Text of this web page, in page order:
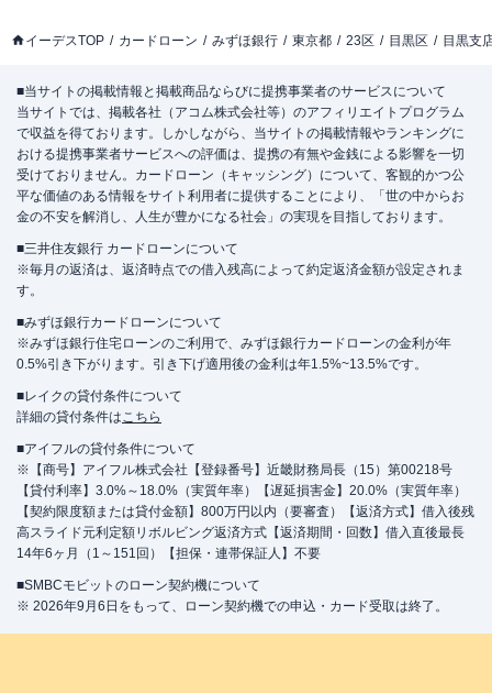
イーデスTOP カードローン みずほ銀行 東京都 23区 目黒区 目黒支
■当サイトの掲載情報と掲載商品ならびに提携事業者のサービスについて
当サイトでは、掲載各社（アコム株式会社等）のアフィリエイトプログラム
で収益を得ております。しかしながら、当サイトの掲載情報やランキングに
おける提携事業者サービスへの評価は、提携の有無や金銭による影響を一切
受けておりません。カードローン（キャッシング）について、客観的かつ公
平な価値のある情報をサイト利用者に提供することにより、「世の中からお
金の不安を解消し、人生が豊かになる社会」の実現を目指しております。
■三井住友銀行 カードローンについて
※毎月の返済は、返済時点での借入残高によって約定返済金額が設定されま
す。
■みずほ銀行カードローンについて
※みずほ銀行住宅ローンのご利用で、みずほ銀行カードローンの金利が年
0.5%引き下がります。引き下げ適用後の金利は年1.5%~13.5%です。
■レイクの貸付条件について
詳細の貸付条件はこちら
■アイフルの貸付条件について
※【商号】アイフル株式会社【登録番号】近畿財務局長（15）第00218号
【貸付利率】3.0%～18.0%（実質年率）【遅延損害金】20.0%（実質年率）
【契約限度額または貸付金額】800万円以内（要審査）【返済方式】借入後残
高スライド元利定額リボルビング返済方式【返済期間・回数】借入直後最長
14年6ヶ月（1～151回）【担保・連帯保証人】不要
■SMBCモビットのローン契約機について
※ 2026年9月6日をもって、ローン契約機での申込・カード受取は終了。